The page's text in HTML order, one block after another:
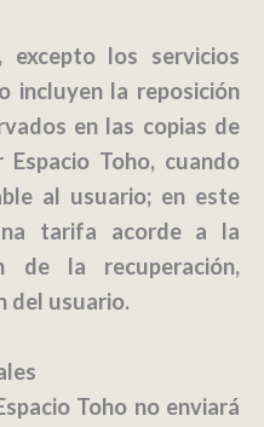
excepto los servicios
incluyen la reposición
en las copias de
Toho, cuando
al usuario; en este
tarifa acorde a la
de la recuperación,
del usuario.
Toho no enviará